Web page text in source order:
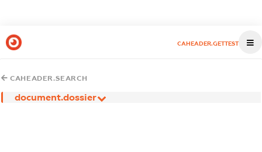
CAHEADER.GETTEST
CAHEADER.SEARCH
document.dossier